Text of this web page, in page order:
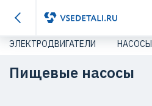
ЭЛЕКТРОДВИГАТЕЛИ НАСОСЫ
Пищевые насосы